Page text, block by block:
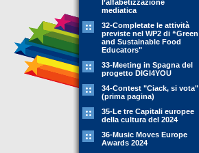
l’alfabetizzazione
mediatica
32-Completate le attività
previste nel WP2 di “Green
and Sustainable Food
Educators"
33-Meeting in Spagna del
progetto DIGI4YOU
34-Contest "Ciack, si vota"
(prima pagina)
35-Le tre Capitali europee
della cultura del 2024
36-Music Moves Europe
Awards 2024